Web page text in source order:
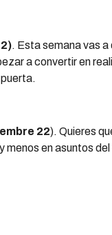
. Esta semana vas
a convertir en
22). Quieres
menos en asuntos